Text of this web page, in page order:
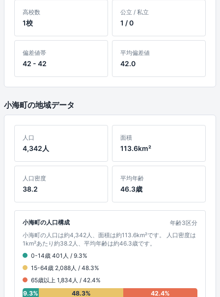
高校数
1校
公立 / 私立
1 / 0
偏差値帯
42 - 42
平均偏差値
42.0
小海町の地域データ
人口
4,342人
面積
113.6km²
人口密度
38.2
平均年齢
46.3歳
小海町の人口構成
年齢3区分
小海町の人口は約4,342人、面積は約113.6km²です。 人口密度は
1km²あたり約38.2人、平均年齢は約46.3歳です。
0-14歳 401人 / 9.3%
15-64歳 2,088人 / 48.3%
65歳以上 1,834人 / 42.4%
9.3%
48.3%
42.4%